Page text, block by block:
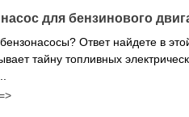
для бензинового
Ответ найдете в
тайну топливных